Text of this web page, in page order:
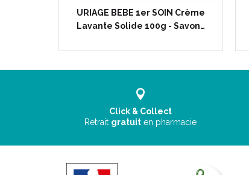
URIAGE BEBE 1er SOIN Crème
Lavante Solide 100g - Savon…
Click & Collect
Retrait gratuit en pharmacie